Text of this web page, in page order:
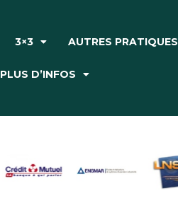
3×3 AUTRES PRATIQUES
PLUS D’INFOS